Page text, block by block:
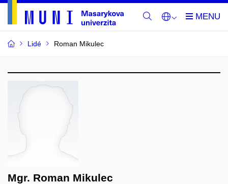
Lidé Roman Mikulec
Mgr. Roman Mikulec